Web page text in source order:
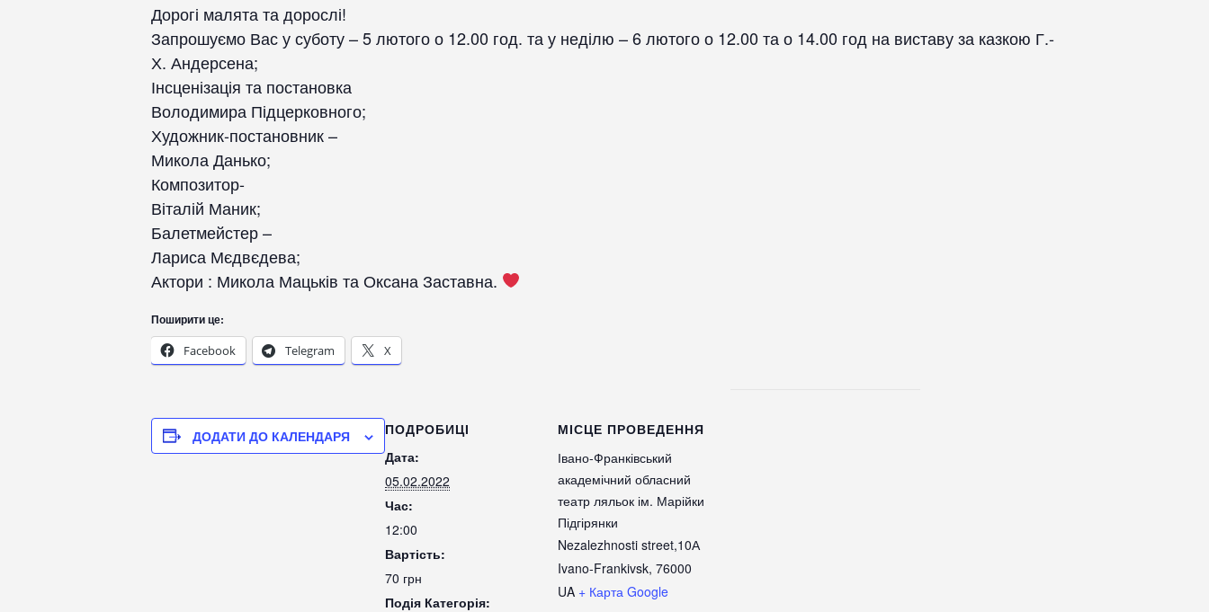
Дорогі малята та дорослі!
Запрошуємо Вас у суботу – 5 лютого о 12.00 год. та у неділю – 6 лютого о 12.00 та о 14.00 год на виставу за казкою Г.-
Х. Андерсена;
Інсценізація та постановка
Володимира Підцерковного;
Художник-постановник –
Микола Данько;
Композитор-
Віталій Маник;
Балетмейстер –
Лариса Мєдвєдева;
Актори : Микола Мацьків та Оксана Заставна.
Поширити це:
Facebook
Telegram X
ДОДАТИ ДО КАЛЕНДАРЯ
ПОДРОБИЦІ
Дата:
05.02.2022
Час:
12:00
Вартість:
70 грн
Подія Категорія:
МІСЦЕ ПРОВЕДЕННЯ
Івано-Франківський
академічний обласний
театр ляльок ім. Марійки
Підгірянки
Nezalezhnosti street,10А
Ivano-Frankivsk, 76000
UA + Карта Google